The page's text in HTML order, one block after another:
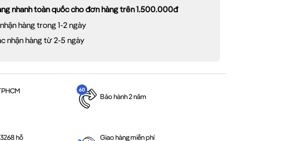
nhanh toàn quốc cho đơn hàng trên 1.500.000đ
hàng trong 1-2 ngày
nhận hàng từ 2-5 ngày
Bảo hành 2 năm
hỗ
Giao hàng miễn phí